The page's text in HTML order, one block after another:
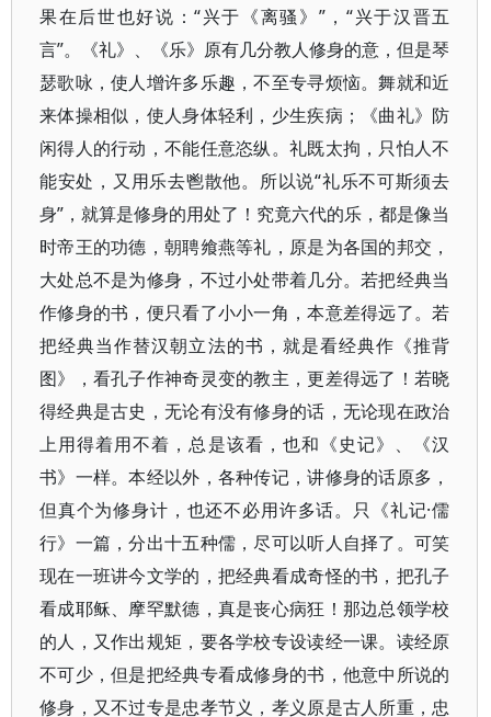
果在后世也好说：“兴于《离骚》”，“兴于汉晋五
言”。《礼》、《乐》原有几分教人修身的意，但是琴
瑟歌咏，使人增许多乐趣，不至专寻烦恼。舞就和近
来体操相似，使人身体轻利，少生疾病；《曲礼》防
闲得人的行动，不能任意恣纵。礼既太拘，只怕人不
能安处，又用乐去鬯散他。所以说“礼乐不可斯须去
身”，就算是修身的用处了！究竟六代的乐，都是像当
时帝王的功德，朝聘飨燕等礼，原是为各国的邦交，
大处总不是为修身，不过小处带着几分。若把经典当
作修身的书，便只看了小小一角，本意差得远了。若
把经典当作替汉朝立法的书，就是看经典作《推背
图》，看孔子作神奇灵变的教主，更差得远了！若晓
得经典是古史，无论有没有修身的话，无论现在政治
上用得着用不着，总是该看，也和《史记》、《汉
书》一样。本经以外，各种传记，讲修身的话原多，
但真个为修身计，也还不必用许多话。只《礼记·儒
行》一篇，分出十五种儒，尽可以听人自择了。可笑
现在一班讲今文学的，把经典看成奇怪的书，把孔子
看成耶稣、摩罕默德，真是丧心病狂！那边总领学校
的人，又作出规矩，要各学校专设读经一课。读经原
不可少，但是把经典专看成修身的书，他意中所说的
修身，又不过专是忠孝节义，孝义原是古人所重，忠